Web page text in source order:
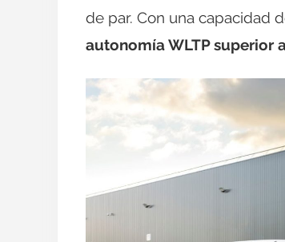
de par. Con una capacidad
autonomía WLTP superior